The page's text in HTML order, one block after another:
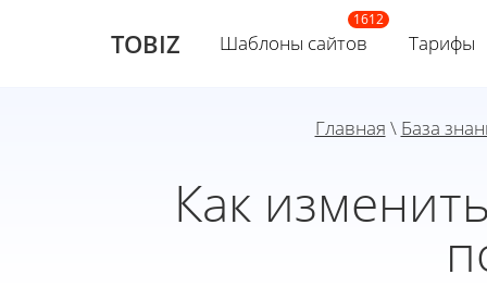
TOBIZ Шаблоны сайтов Тарифы
Главная \ База
Как